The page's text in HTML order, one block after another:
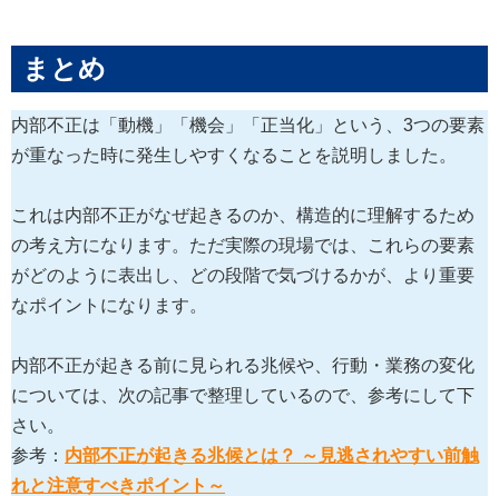
まとめ
内部不正は「動機」「機会」「正当化」という、3つの要素
が重なった時に発生しやすくなることを説明しました。
これは内部不正がなぜ起きるのか、構造的に理解するため
の考え方になります。ただ実際の現場では、これらの要素
がどのように表出し、どの段階で気づけるかが、より重要
なポイントになります。
内部不正が起きる前に見られる兆候や、行動・業務の変化
については、次の記事で整理しているので、参考にして下
さい。
参考： 内部不正が起きる兆候とは？ ～見逃されやすい前触
れと注意すべきポイント～